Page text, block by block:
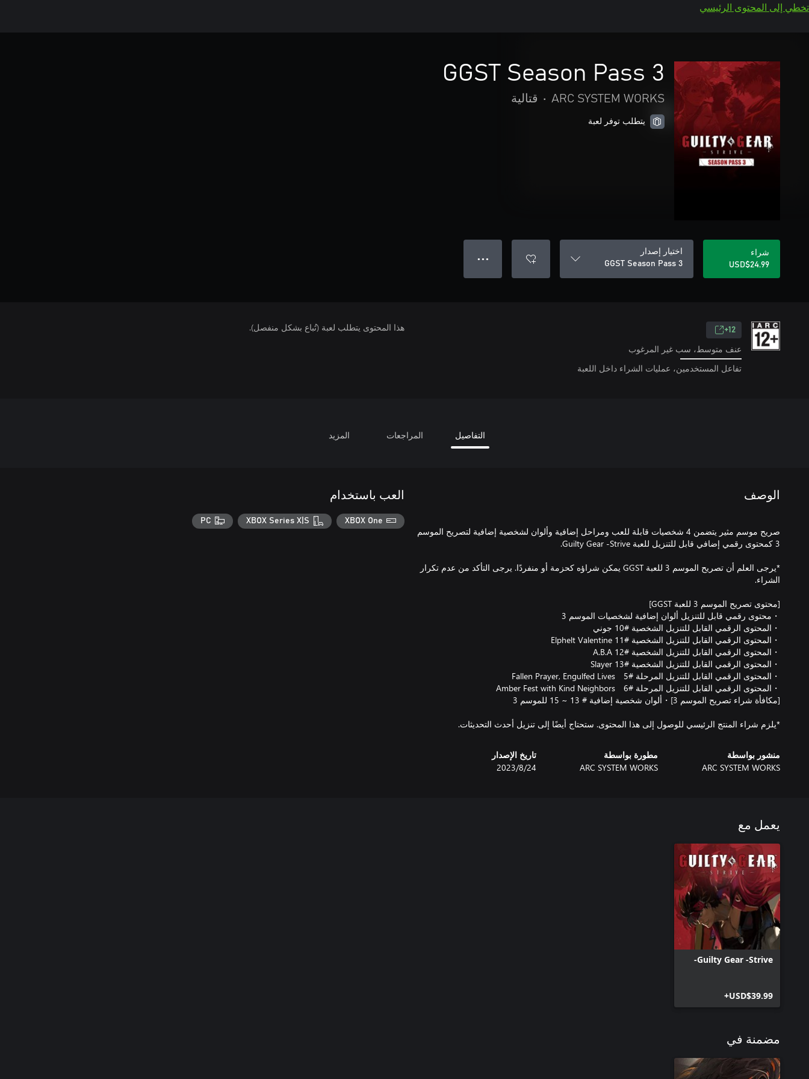
تخطي إلى المحتوى الرئيسي
GGST Season Pass 3
ARC SYSTEM WORKS
• قتالية
يتطلب توفر لعبة
شراء
USD$24.99
اختيار إصدار
GGST Season Pass 3
● ● ●
12+
عنف متوسط، سب غير المرغوب
تفاعل المستخدمين، عمليات الشراء داخل اللعبة
هذا المحتوى يتطلب لعبة (تُباع بشكل منفصل).
التفاصيل المراجعات المزيد
الوصف
صريح موسم مثير يتضمن 4 شخصيات قابلة للعب ومراحل إضافية وألوان لشخصية إضافية لتصريح الموسم
*يرجى العلم أن تصريح الموسم 3 للعبة GGST يمكن شراؤه كحزمة أو منفردًا. يرجى التأكد من عدم تكرار
*يلزم شراء المنتج الرئيسي للوصول إلى هذا المحتوى. ستحتاج أيضًا إلى تنزيل أحدث التحديثات.
منشور بواسطة
ARC SYSTEM WORKS
مطورة بواسطة
ARC SYSTEM WORKS
تاريخ الإصدار
24‏/8‏/2023
العب باستخدام
XBOX One
XBOX Series X|S
PC
يعمل مع
Guilty Gear -Strive-
USD$39.99+
مضمنة في